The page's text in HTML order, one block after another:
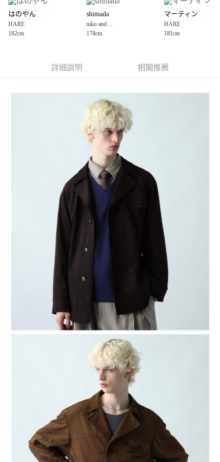
【大哥付你分期使用說明】
1.本服務由台灣大哥大提供，台灣大哥大用戶可立即使用無須另外申請。
2.付款方式選擇「大哥付你分期」，訂單成立後會自動跳轉到大哥付的交易
3.實際核准額度、可分期數及費用金額請依後續交易確認頁面所載為準。
4.訂單成立30分鐘內，如未前往確認交易或遇審核未通過，訂單將自動取
1.分期款項不併入電信帳單，「大哥付你分期」於每月結算日後寄送繳費提
2.透過簡訊連結打開帳單後，可選擇「超商條碼／台灣大直營門市／銀行轉
帳／街口支付／iPASS MONEY」等通路繳費。
1.本服務係由「台灣大哥大股份有限公司」（以下簡稱本公司）所提供，讓
用戶於交易時，得透過本服務購買商品或服務，並由商店將買賣／分期付款
買賣價金債權讓與本公司後，依約使用本公司帳單繳交帳款。
2.基於同意付款使用「大哥付你分期」之契約關係目的，商店將以您的個人
資料（包含姓名、電話或地址）提供予台灣大哥大進項蒐集、處理及利用，
由本公司與您本人進行分期帳單所需資料之確認、核對及更正。
3.完整用戶服務條款，請詳閱以下連結：
https://oppay.tw/userRule
AFTEE先享後付
３．安心：先確認商品／服務後，再付款。
【「AFTEE先享後付」結帳流程】
１．於結帳方式選擇「AFTEE先享後付」後，將跳轉至「AFTEE先享後付」
結帳頁面，進行簡訊認證並確認金額後，即可完成結帳。
２．訂單成立數日內，您將收到繳費通知簡訊。
３．收到繳費通知簡訊後14天內，點擊此簡訊中的連結，可透過四大超商／
ATM／網路銀行／等多元方式進行付款，方視為交易完成。
※ 請注意：結帳手續完成當下不需立刻繳費，但若您需要取消訂單，請聯絡
購買商品的店家。未經商家同意取消之訂單仍視為有效，需透過AFTEE先享
※ 交易是否成功請以「AFTEE先享後付 」之結帳頁面顯示為準，若有關於
是否繳費成功／繳費後需取消欲退款等相關疑問，請聯繫「AFTEE先享後付
https://netprotections.freshdesk.com/support/home
１．透過由恩沛科技股份有限公司提供之「AFTEE先享後付」服務完成之交
易，需依本服務之必要範圍內提供個人資料，並將交易相關給付款項請求債
權轉讓予恩沛科技股份有限公司。
２．關於個人資料處理事宜，請瀏覽以下網址：
https://aftee.tw/terms/#terms3
３．未成年的使用者請事先徵得法定代理人或監護人之同意方可使用
「AFTEE先享後付」，若未經同意申辦者引起之損失，本公司不負相關責
４．使用「AFTEE先享後付」時，將依據個別帳號之用戶狀況，依本公司即
時審查核予不同之上限額度；若仍有額度不足之情形，本公司將視審查結果
請求用戶進行身份認證。
５．嚴禁一人註冊多個帳號或使用他人資訊註冊。若發現惡意使用之情形，
恩沛科技股份有限公司將有權停止該用戶之使用額度並採取法律行動。
每筆NT$80，滿NT$1,500(含以上)免運費
每筆NT$80，滿NT$1,500(含以上)免運費
每筆NT$80，滿NT$1,500(含以上)免運費
每筆NT$80，滿NT$1,500(含以上)免運費
每筆NT$80，滿NT$1,500(含以上)免運費
はのやん
HARE
182cm
shimada
niko and ...
178cm
マーティン
HARE
181cm
詳細說明 相關推薦